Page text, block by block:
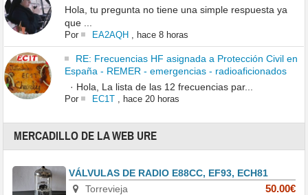
Hola, tu pregunta no tiene una simple respuesta ya
que ...
Por EA2AQH, hace 8 horas
RE: Frecuencias HF asignada a Protección Civil en
España - REMER - emergencias - radioaficionados
· Hola, La lista de las 12 frecuencias par...
Por EC1T, hace 20 horas
MERCADILLO DE LA WEB URE
VÁLVULAS DE RADIO E88CC, EF93, ECH81
Torrevieja
50.00€